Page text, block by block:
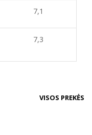
7,1
7,3
VISOS PREKĖS